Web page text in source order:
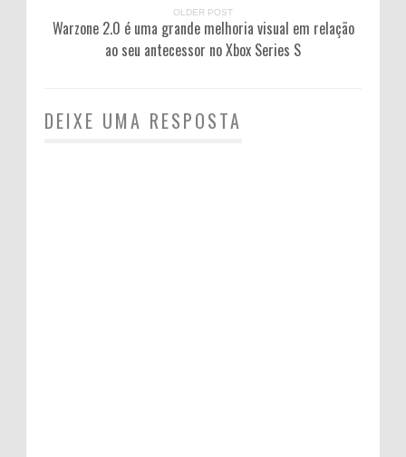
OLDER POST
Warzone 2.0 é uma grande melhoria visual em relação
ao seu antecessor no Xbox Series S
DEIXE UMA RESPOSTA